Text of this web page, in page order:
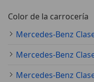
Color de la carrocería